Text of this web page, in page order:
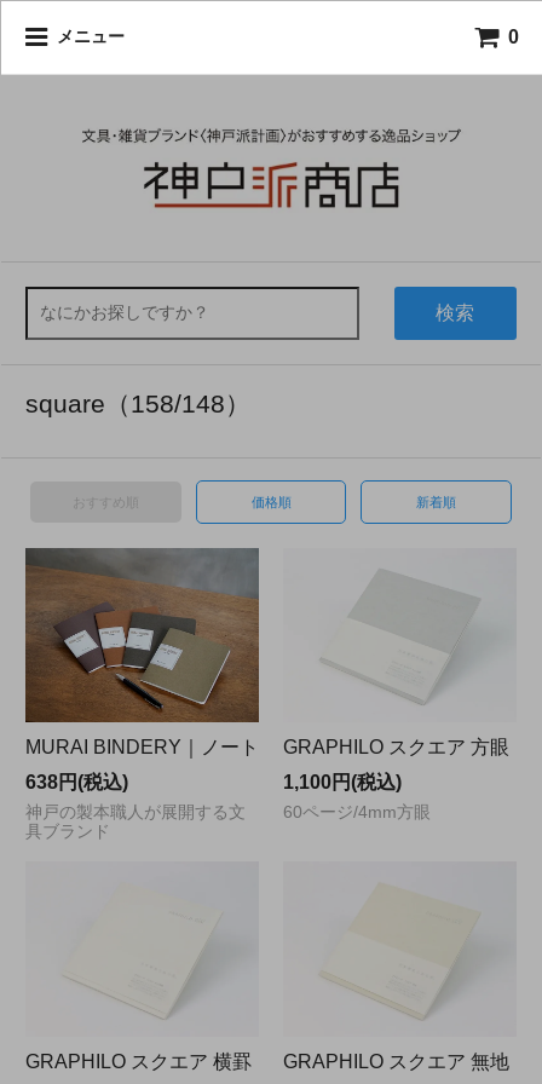
メニュー 0
検索
square（158/148）
おすすめ順 価格順 新着順
MURAI BINDERY｜ノート
638円(税込)
神戸の製本職人が展開する文
具ブランド
GRAPHILO スクエア 方眼
1,100円(税込)
60ページ/4mm方眼
GRAPHILO スクエア 横罫 GRAPHILO スクエア 無地